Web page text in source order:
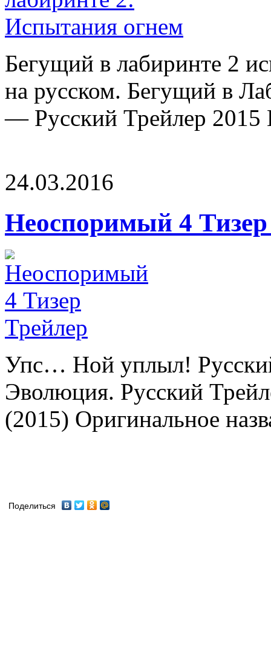
Бегущий в лабиринте 2
на русском. Бегущий в
— Русский Трейлер
24.03.2016
Неоспоримый 4
Упс… Ной уплыл!
Эволюция. Русский
(2015) Оригинальное
Поделиться